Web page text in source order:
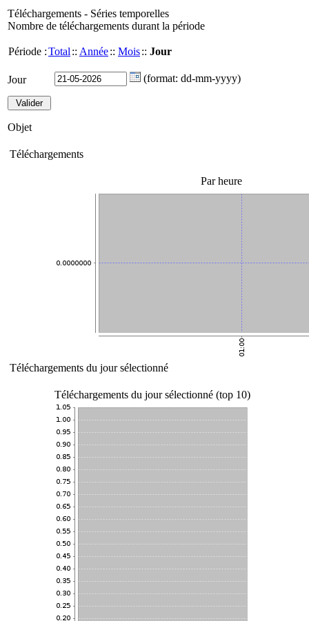
Téléchargements - Séries temporelles
Nombre de téléchargements durant la période
Période :Total :: Année:: Mois:: Jour
Jour (format: dd-mm-yyyy)
Objet
Téléchargements
Par heure
Téléchargements du jour sélectionné
Téléchargements du jour sélectionné (top 10)